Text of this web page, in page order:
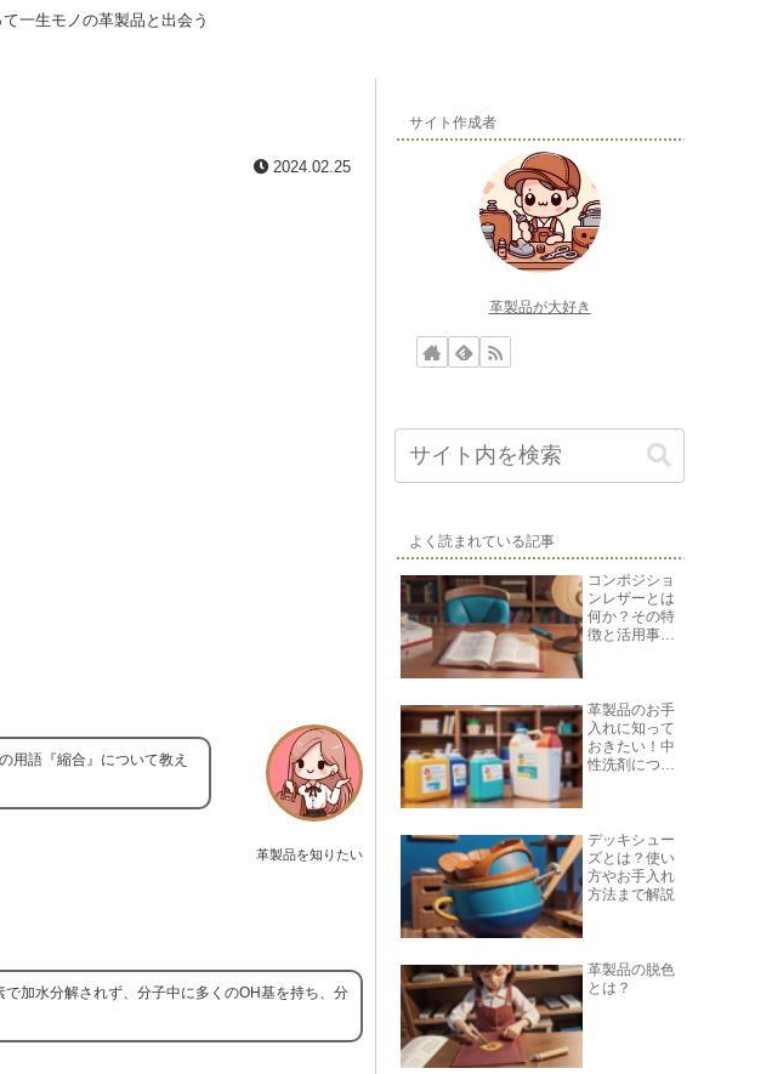
一生モノの革製品と出会う
2024.02.25
革製品を知りたい
用語『縮合』について教え
加水分解されず、分子中に多くのOH基を持ち、分
サイト作成者
革製品が大好き
よく読まれている記事
コンポジショ
ンレザーとは
何か？その特
徴と活用事例
革製品のお手
入れに知って
おきたい！中
性洗剤につい
デッキシュー
ズとは？使い
方やお手入れ
方法まで解説
革製品の脱色
とは？